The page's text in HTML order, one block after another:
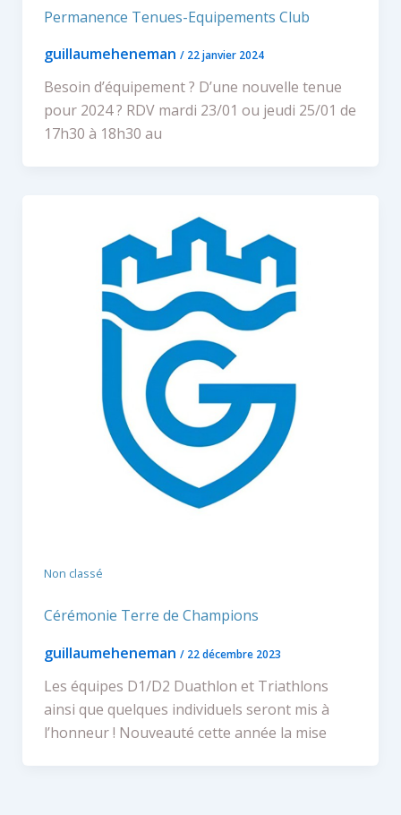
Permanence Tenues-Equipements Club
guillaumeheneman / 22 janvier 2024
Besoin d’équipement ? D’une nouvelle tenue
pour 2024 ? RDV mardi 23/01 ou jeudi 25/01 de
17h30 à 18h30 au
Non classé
Cérémonie Terre de Champions
guillaumeheneman / 22 décembre 2023
Les équipes D1/D2 Duathlon et Triathlons
ainsi que quelques individuels seront mis à
l’honneur ! Nouveauté cette année la mise